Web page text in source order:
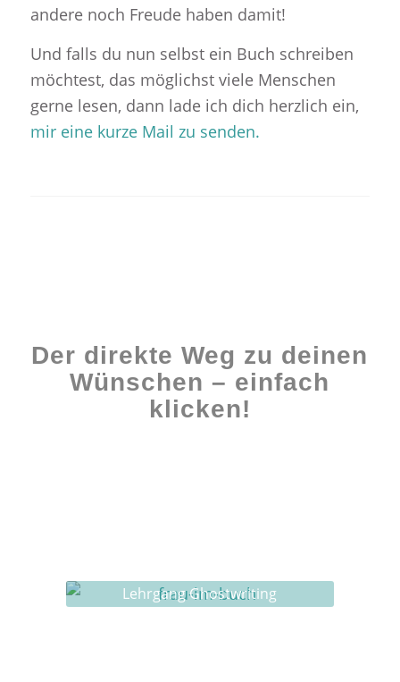
andere noch Freude haben damit!
Und falls du nun selbst ein Buch schreiben
möchtest, das möglichst viele Menschen
gerne lesen, dann lade ich dich herzlich ein,
mir eine kurze Mail zu senden.
Der direkte Weg zu deinen
Wünschen – einfach
klicken!
Lehrgang Ghostwriting